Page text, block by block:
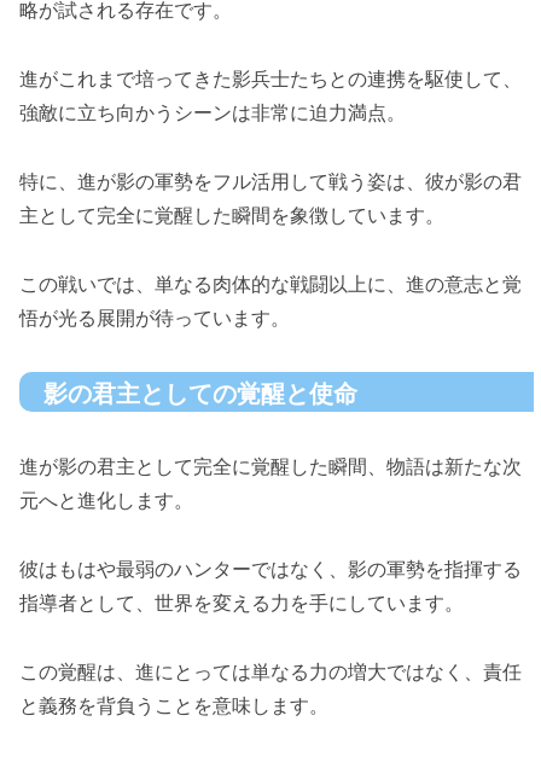
略が試される存在です。
進がこれまで培ってきた影兵士たちとの連携を駆使して、
強敵に立ち向かうシーンは非常に迫力満点。
特に、進が影の軍勢をフル活用して戦う姿は、彼が影の君
主として完全に覚醒した瞬間を象徴しています。
この戦いでは、単なる肉体的な戦闘以上に、進の意志と覚
悟が光る展開が待っています。
影の君主としての覚醒と使命
進が影の君主として完全に覚醒した瞬間、物語は新たな次
元へと進化します。
彼はもはや最弱のハンターではなく、影の軍勢を指揮する
指導者として、世界を変える力を手にしています。
この覚醒は、進にとっては単なる力の増大ではなく、責任
と義務を背負うことを意味します。